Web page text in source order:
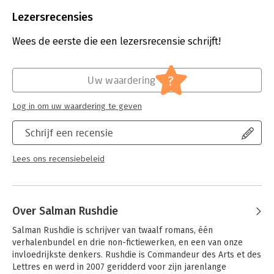
Bestandsformaat:
Uitgever:
Uitgeverij Pluim
Hoofdrubriek:
Mens en maatschappij
Jongbloed:
Lezersrecensies
Wees de eerste die een lezersrecensie schrijft!
Schrijf een recensie
Lees ons recensiebeleid
Uw waardering ?
Log in om uw waardering te geven
Over Salman Rushdie
Salman Rushdie is schrijver van twaalf romans, één
verhalenbundel en drie non-fictiewerken, en een van onze
invloedrijkste denkers. Rushdie is Commandeur des Arts et des
Lettres en werd in 2007 geridderd voor zijn jarenlange